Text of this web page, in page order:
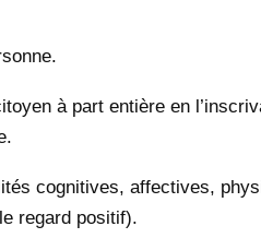
à part entière en
cognitives, affectives,
regard positif).